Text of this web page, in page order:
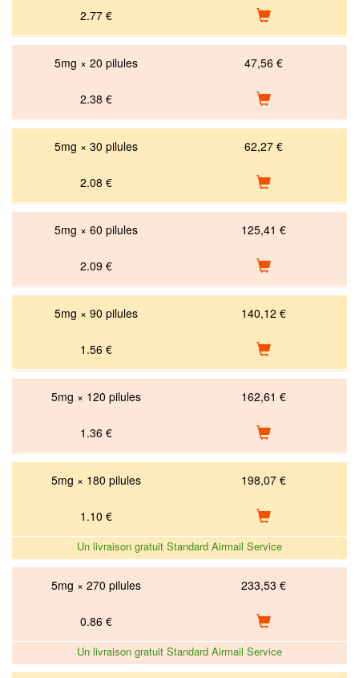
2.77 €
5mg × 20 pilules 47,56 €
2.38 €
5mg × 30 pilules 62,27 €
2.08 €
5mg × 60 pilules 125,41 €
2.09 €
5mg × 90 pilules 140,12 €
1.56 €
5mg × 120 pilules 162,61 €
1.36 €
5mg × 180 pilules 198,07 €
1.10 €
Un livraison gratuit Standard Airmail Service
5mg × 270 pilules 233,53 €
0.86 €
Un livraison gratuit Standard Airmail Service